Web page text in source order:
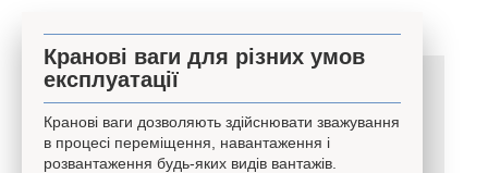
Кранові ваги для різних умов
експлуатації
Кранові ваги дозволяють здійснювати зважування
в процесі переміщення, навантаження і
розвантаження будь-яких видів вантажів.